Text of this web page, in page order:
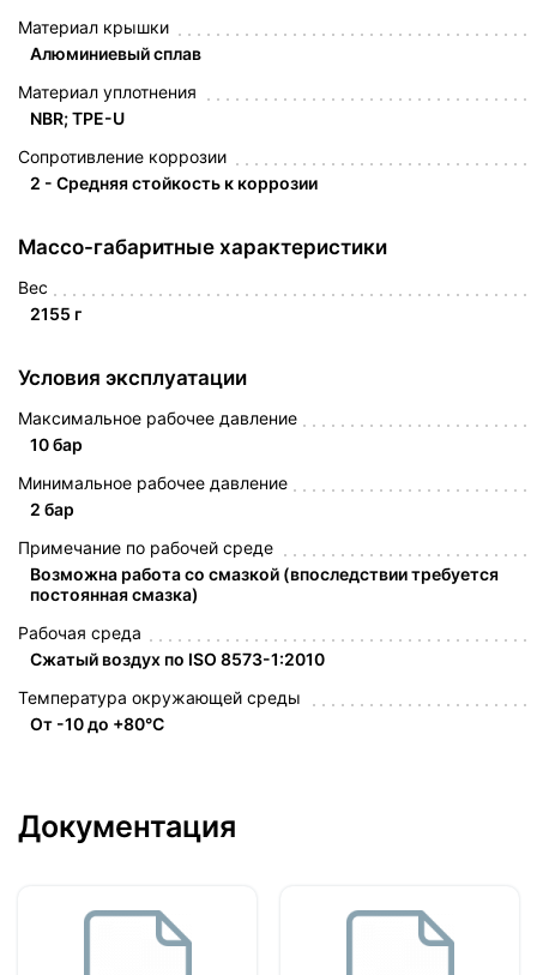
Материал крышки
Алюминиевый сплав
Материал уплотнения
NBR; TPE-U
Сопротивление коррозии
2 - Средняя стойкость к коррозии
Массо-габаритные характеристики
Вес
2155 г
Условия эксплуатации
Максимальное рабочее давление
10 бар
Минимальное рабочее давление
2 бар
Примечание по рабочей среде
Возможна работа со смазкой (впоследствии требуется
постоянная смазка)
Рабочая среда
Сжатый воздух по ISO 8573-1:2010
Температура окружающей среды
От -10 до +80°C
Документация